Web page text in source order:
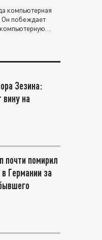
компьютерная
Он побеждает
Зезина:
на
почти помирил
Германии за